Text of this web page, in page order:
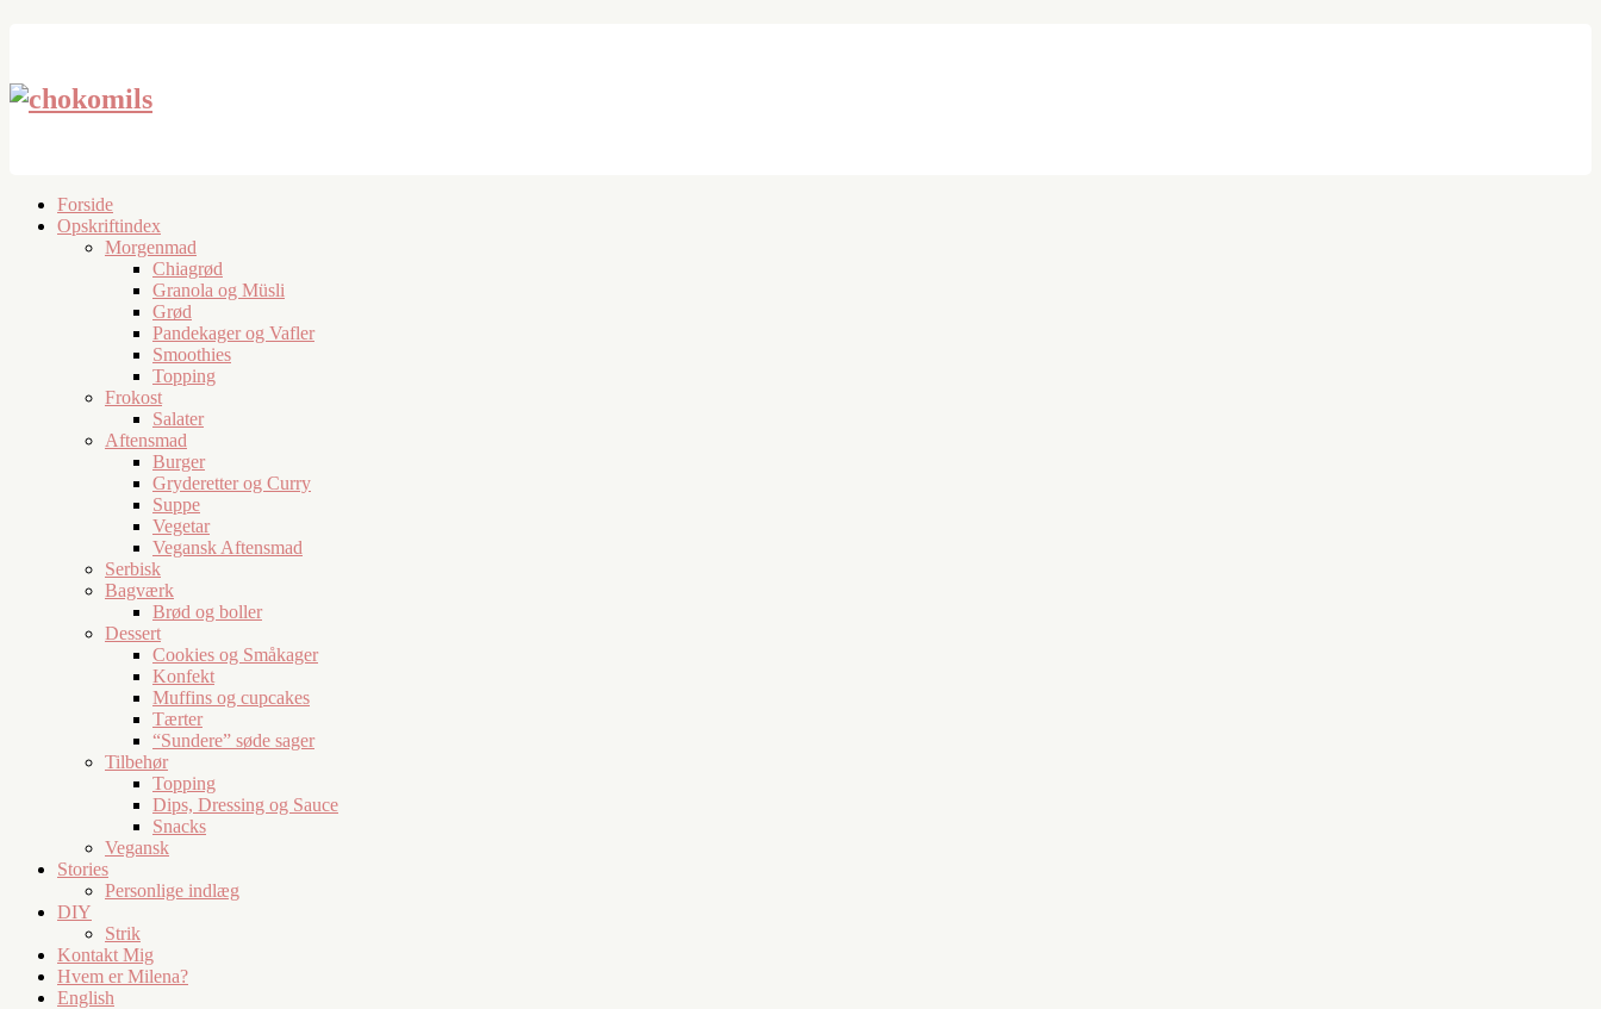
Forside
Opskriftindex
Morgenmad
Chiagrød
Granola og Müsli
Grød
Pandekager og Vafler
Smoothies
Topping
Frokost
Salater
Aftensmad
Burger
Gryderetter og Curry
Suppe
Vegetar
Vegansk Aftensmad
Serbisk
Bagværk
Brød og boller
Dessert
Cookies og Småkager
Konfekt
Muffins og cupcakes
Tærter
“Sundere” søde sager
Tilbehør
Topping
Dips, Dressing og Sauce
Snacks
Vegansk
Stories
Personlige indlæg
DIY
Strik
Kontakt Mig
Hvem er Milena?
English